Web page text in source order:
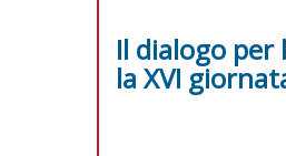
Il dialogo per
la XVI